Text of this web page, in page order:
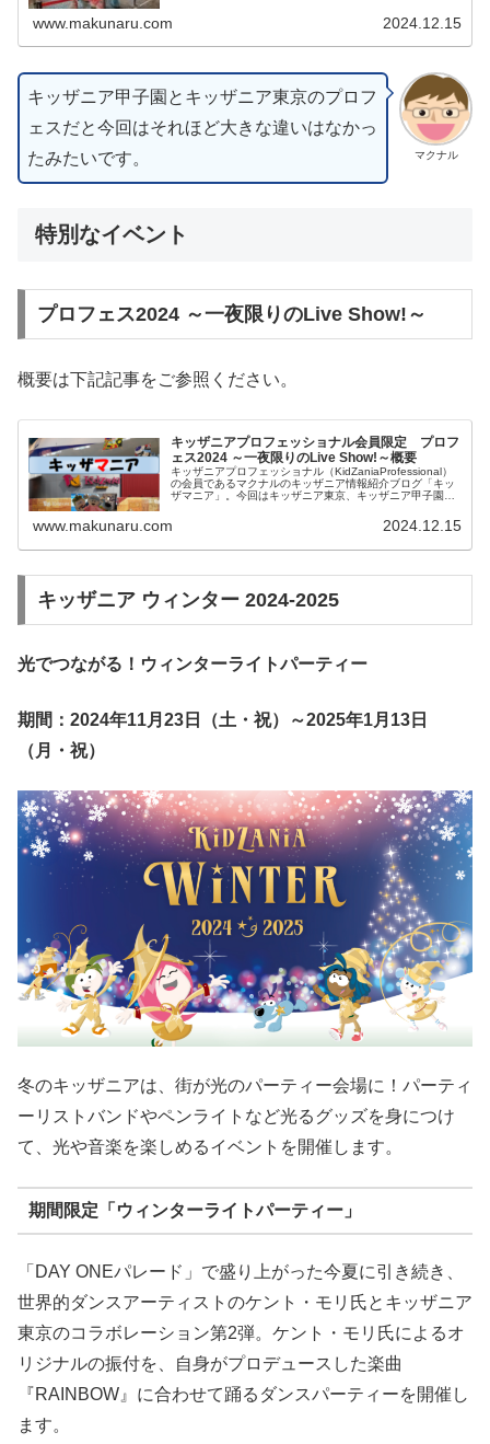
www.makunaru.com 2024.12.15
マクナル
キッザニア甲子園とキッザニア東京のプロフ
ェスだと今回はそれほど大きな違いはなかっ
たみたいです。
特別なイベント
プロフェス2024 ～一夜限りのLive Show!～
概要は下記記事をご参照ください。
キッザニアプロフェッショナル会員限定 プロフ
ェス2024 ～一夜限りのLive Show!～概要
キッザニアプロフェッショナル（KidZaniaProfessional）
の会員であるマクナルのキッザニア情報紹介ブログ「キッ
ザマニア」。今回はキッザニア東京、キッザニア甲子園、
～一夜限りのLive Show!～をご紹介します。当日の体験内
容は別記事で記載します。
www.makunaru.com 2024.12.15
キッザニア ウィンター 2024-2025
光でつながる！ウィンターライトパーティー
期間：2024年11月23日（土・祝）～2025年1月13日
（月・祝）
冬のキッザニアは、街が光のパーティー会場に！パーティ
ーリストバンドやペンライトなど光るグッズを身につけ
て、光や音楽を楽しめるイベントを開催します。
期間限定「ウィンターライトパーティー」
「DAY ONEパレード」で盛り上がった今夏に引き続き、
世界的ダンスアーティストのケント・モリ氏とキッザニア
東京のコラボレーション第2弾。ケント・モリ氏によるオ
リジナルの振付を、自身がプロデュースした楽曲
『RAINBOW』に合わせて踊るダンスパーティーを開催し
ます。